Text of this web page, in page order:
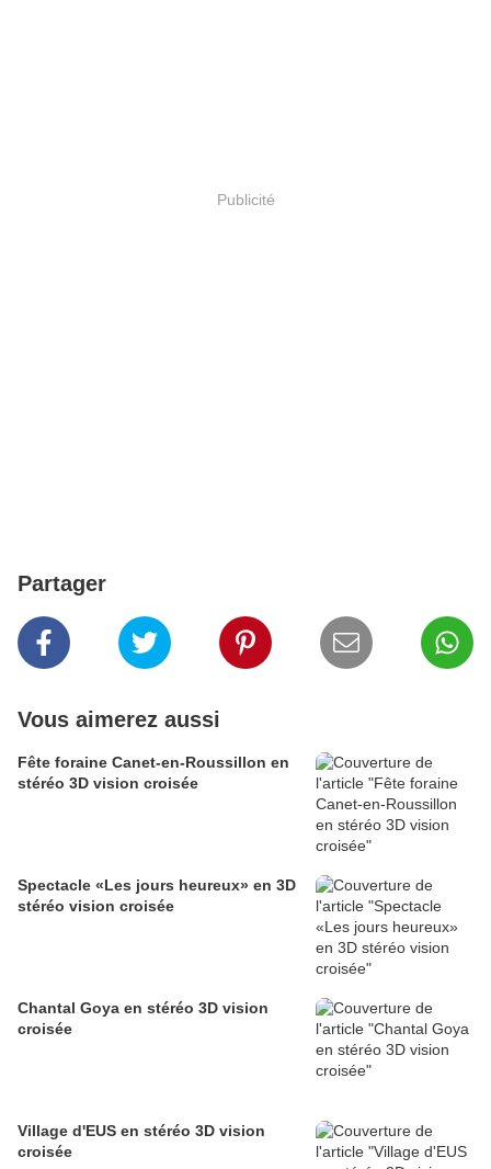
Publicité
Partager
Vous aimerez aussi
Fête foraine Canet-en-Roussillon en
stéréo 3D vision croisée
Spectacle «Les jours heureux» en 3D
stéréo vision croisée
Chantal Goya en stéréo 3D vision
croisée
Village d'EUS en stéréo 3D vision
croisée